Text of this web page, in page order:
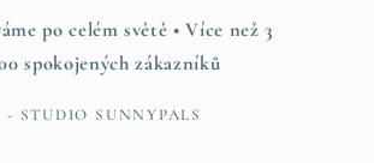
po celém světě • Více než 3
spokojených zákazníků
- STUDIO SUNNYPALS